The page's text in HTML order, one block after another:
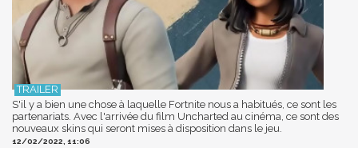
S'il y a bien une chose à laquelle Fortnite nous a habitués, ce sont les
partenariats. Avec l'arrivée du film Uncharted au cinéma, ce sont des
nouveaux skins qui seront mises à disposition dans le jeu.
12/02/2022, 11:06